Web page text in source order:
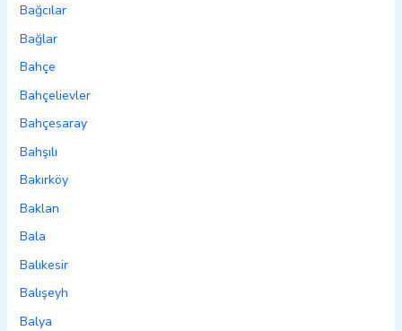
Bağcılar
Bağlar
Bahçe
Bahçelievler
Bahçesaray
Bahşılı
Bakırköy
Baklan
Bala
Balıkesir
Balışeyh
Balya